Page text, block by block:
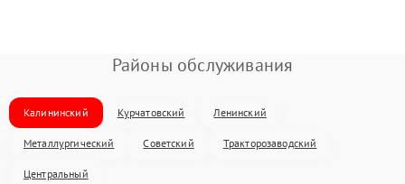
Районы обслуживания
Калининский Курчатовский Ленинский
Металлургический Советский Тракторозаводский
Центральный